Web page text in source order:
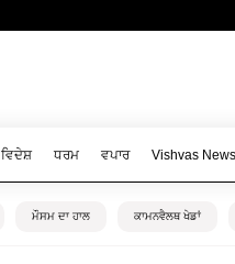
ਵਿਦੇਸ਼ ਧਰਮ ਵਪਾਰ Vishvas News
ਮੌਸਮ ਦਾ ਹਾਲ ਕਾਮਨਵੈਲਥ ਖੇਡਾਂ